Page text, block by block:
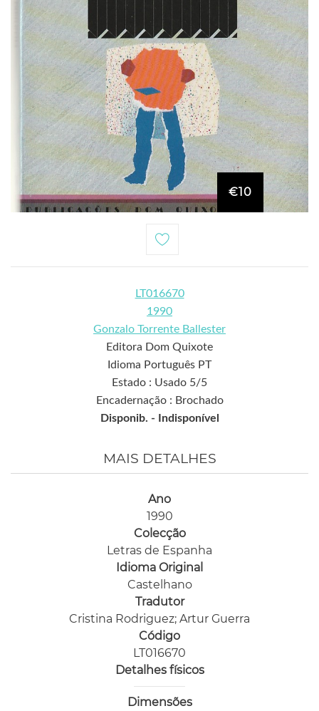
€10
LT016670
1990
Gonzalo Torrente Ballester
Editora Dom Quixote
Idioma Português PT
Estado : Usado 5/5
Encadernação : Brochado
Disponib. -
Indisponível
MAIS DETALHES
Ano
1990
Colecção
Letras de Espanha
Idioma Original
Castelhano
Tradutor
Cristina Rodriguez; Artur Guerra
Código
LT016670
Detalhes físicos
Dimensões